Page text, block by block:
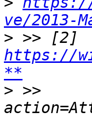
ve/2013-
>
https://
**
> >>